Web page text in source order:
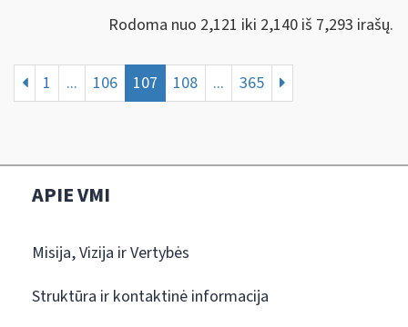
Rodoma nuo 2,121 iki 2,140 iš 7,293 irašų.
1 ... 106 107 108 ... 365
APIE VMI
Misija, Vizija ir Vertybės
Struktūra ir kontaktinė informacija